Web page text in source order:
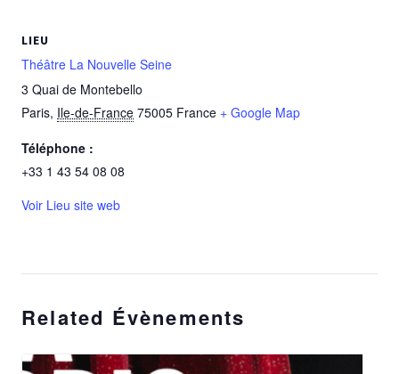
LIEU
Théâtre La Nouvelle Seine
3 Quai de Montebello
Paris, Ile-de-France 75005 France + Google Map
Téléphone :
+33 1 43 54 08 08
Voir Lieu site web
Related Évènements